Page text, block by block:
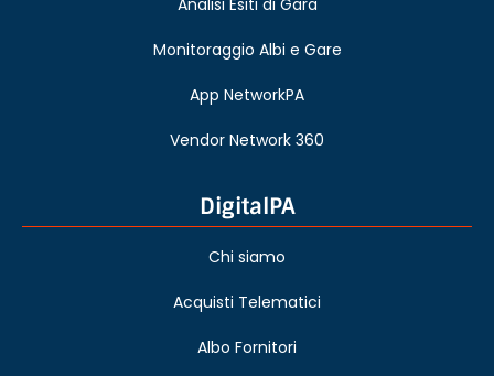
Analisi Esiti di Gara
Monitoraggio Albi e Gare
App NetworkPA
Vendor Network 360
DigitalPA
Chi siamo
Acquisti Telematici
Albo Fornitori